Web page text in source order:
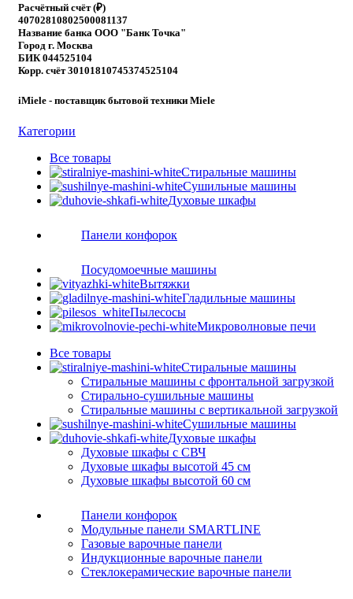
Расчётный счёт (₽)
40702810802500081137
Название банка ООО "Банк Точка"
Город г. Москва
БИК 044525104
Корр. счёт 30101810745374525104
iMiele - поставщик бытовой техники Miele
Категории
Все товары
Стиральные машины
Сушильные машины
Духовые шкафы
Панели конфорок
Посудомоечные машины
Вытяжки
Гладильные машины
Пылесосы
Микроволновые печи
Все товары
Стиральные машины
Стиральные машины с фронтальной загрузкой
Стирально-сушильные машины
Стиральные машины с вертикальной загрузкой
Сушильные машины
Духовые шкафы
Духовые шкафы с СВЧ
Духовые шкафы высотой 45 см
Духовые шкафы высотой 60 см
Панели конфорок
Модульные панели SMARTLINE
Газовые варочные панели
Индукционные варочные панели
Стеклокерамические варочные панели